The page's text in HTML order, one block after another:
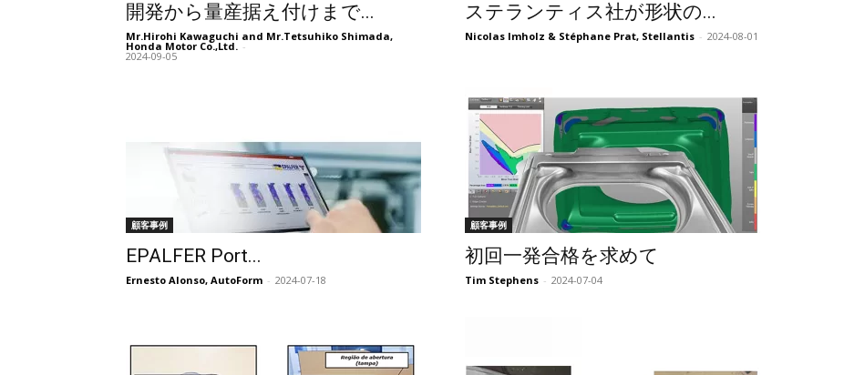
開発から量産据え付けまで...
Mr.Hirohi Kawaguchi and Mr.Tetsuhiko Shimada,
Honda Motor Co.,Ltd. -
2024-09-05
ステランティス社が形状の...
Nicolas Imholz & Stéphane Prat, Stellantis - 2024-08-01
顧客事例
EPALFER Port...
Ernesto Alonso, AutoForm - 2024-07-18
顧客事例
初回一発合格を求めて
Tim Stephens - 2024-07-04